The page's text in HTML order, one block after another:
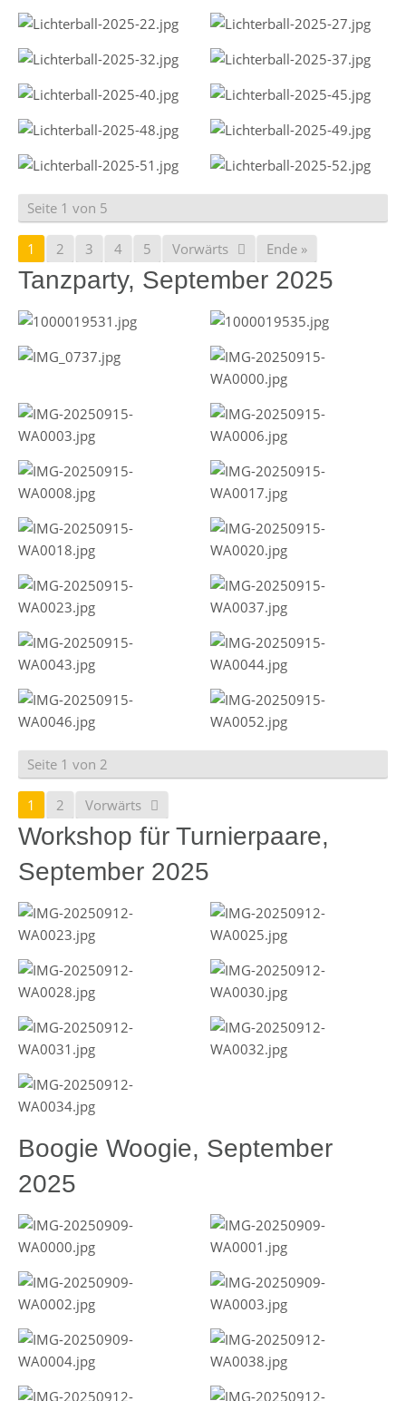
Seite 1 von 5
1 2 3 4 5 Vorwärts Ende »
Tanzparty, September 2025
Seite 1 von 2
1 2 Vorwärts
Workshop für Turnierpaare,
September 2025
Boogie Woogie, September
2025